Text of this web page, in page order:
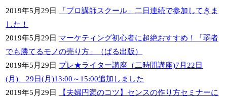
2019年5月29日
「プロ講師スクール」二日連続で参加してきま
した！
2019年5月29日 マーケティング初心者に超絶おすすめ！「弱者
でも勝てるモノの売り方」（ぱる出版）
2019年5月29日 プレ★ライター講座（二時間講座)7月22日
(月)、29日(月)13:00～15:00追加しました
2019年5月29日
【夫婦円満のコツ】センスの作り方セミナーに